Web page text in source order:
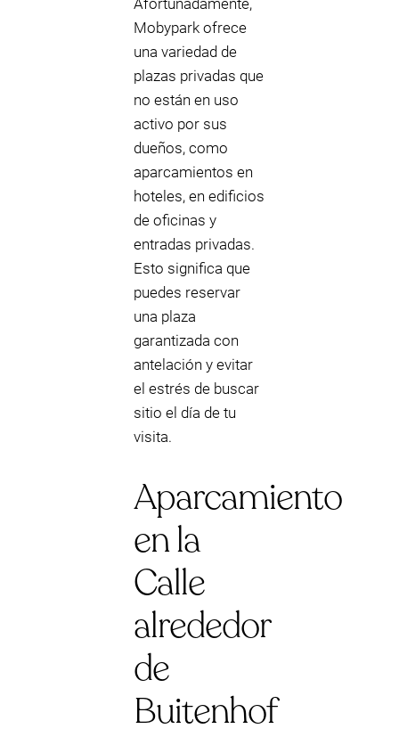
Afortunadamente,
Mobypark ofrece
una variedad de
plazas privadas que
no están en uso
activo por sus
dueños, como
aparcamientos en
hoteles, en edificios
de oficinas y
entradas privadas.
Esto significa que
puedes reservar
una plaza
garantizada con
antelación y evitar
el estrés de buscar
sitio el día de tu
visita.
Aparcamiento
en la
Calle
alrededor
de
Buitenhof